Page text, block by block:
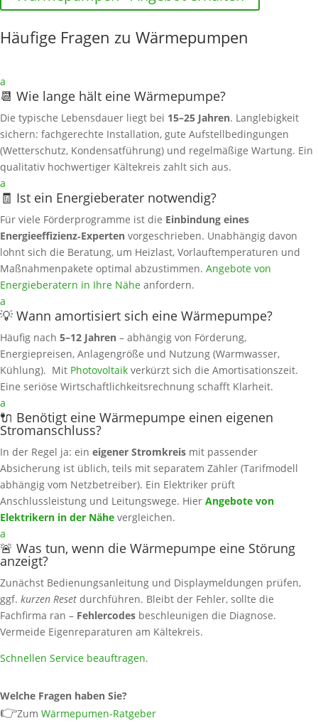
Häufige Fragen zu Wärmepumpen
a
📆 Wie lange hält eine Wärmepumpe?
Die typische Lebensdauer liegt bei 15–25 Jahren. Langlebigkeit
sichern: fachgerechte Installation, gute Aufstellbedingungen
(Wetterschutz, Kondensatführung) und regelmäßige Wartung. Ein
qualitativ hochwertiger Kältekreis zahlt sich aus.
a
🧾 Ist ein Energieberater notwendig?
Für viele Förderprogramme ist die Einbindung eines
Energieeffizienz‑Experten vorgeschrieben. Unabhängig davon
lohnt sich die Beratung, um Heizlast, Vorlauftemperaturen und
Maßnahmenpakete optimal abzustimmen. Angebote von
Energieberatern in Ihre Nähe anfordern.
a
💡 Wann amortisiert sich eine Wärmepumpe?
Häufig nach 5–12 Jahren – abhängig von Förderung,
Energiepreisen, Anlagengröße und Nutzung (Warmwasser,
Kühlung). Mit Photovoltaik verkürzt sich die Amortisationszeit.
Eine seriöse Wirtschaftlichkeitsrechnung schafft Klarheit.
a
🔌 Benötigt eine Wärmepumpe einen eigenen
Stromanschluss?
In der Regel ja: ein eigener Stromkreis mit passender
Absicherung ist üblich, teils mit separatem Zähler (Tarifmodell
abhängig vom Netzbetreiber). Ein Elektriker prüft
Anschlussleistung und Leitungswege. Hier Angebote von
Elektrikern in der Nähe vergleichen.
a
🚨 Was tun, wenn die Wärmepumpe eine Störung
anzeigt?
Zunächst Bedienungsanleitung und Displaymeldungen prüfen,
ggf. kurzen Reset durchführen. Bleibt der Fehler, sollte die
Fachfirma ran – Fehlercodes beschleunigen die Diagnose.
Vermeide Eigenreparaturen am Kältekreis.
Schnellen Service beauftragen.
Welche Fragen haben Sie?
👉Zum Wärmepumen-Ratgeber